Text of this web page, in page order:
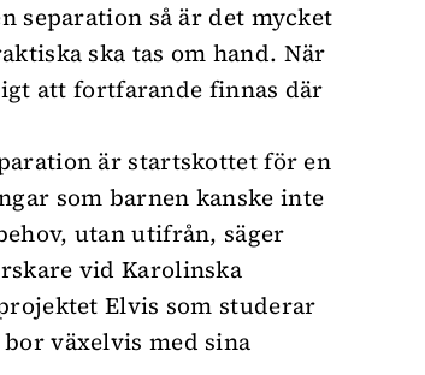
separation så är det mycket
ska tas om hand. När
att fortfarande finnas där
är startskottet för en
som barnen kanske inte
utan utifrån, säger
vid Karolinska
Elvis som studerar
växelvis med sina